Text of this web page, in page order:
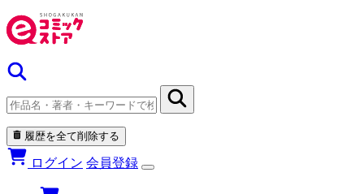
履歴を全て削除する
ログイン 会員登録